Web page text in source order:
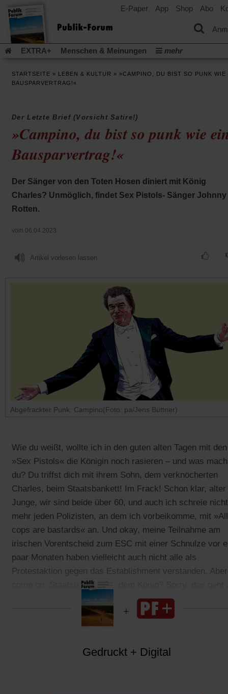
E-Paper App Shop Abo
EXTRA+ Menschen & Meinungen
mehr
Aufstehen & Handeln
Publik-Forum Archiv
Leserinitiative Publik-Forum e.V.
Die Erderwärmung
Urlaub und Nichtstun
(Öffnet
einem
neuen
Gefährlicher Reichtum(Öffnet
Krieg in
Gleichberechtigung
Künstliche Intelligenz
neuen
Tab)
Krieg und Frieden
einem
neuen
Tab)
Gott neu denken
Flucht und Migration
Video-Podcast »Veranstaltungen«
Podcast »Veranstaltungen«
Schriftgröße ändern:
STARTSEITE » LEBEN & KULTUR » »CAMPINO, DU BIST SO PUNK WIE
BAUSPARVERTRAG!«
Der Letzte Brief (Vorsicht Satire!)
»Campino, du bist so punk wie
Bausparvertrag!«
Der Sänger von den Toten Hosen diniert mit König
Charles? Unmöglich, findet Sex Pistols- Sänger Johnny
Rotten.
vom 06.04.2023
Artikel vorlesen lassen
Abgefrackter Punk: Campino(Foto: pa/Jens Büttner)
Wie du weißt, wollte ich in den guten alten Tagen mit den
»Sex Pistols« die Königin noch rasieren – und was
du? Du triffst dich mit ihrem Sohn, dem verknöcherten
Charles, beim Staatsbankett! Im Frack! Schon klar, alter
Junge, wir sind beide über 60, und auch ich schreie nicht
mehr jeden Polizisten, an dem ich vorbeikomme, mit »All
cops are bastards« an. Und okay, meine Teilnahme am
irischen Vorentscheid zum ESC mit einer Schnulze vor
paar Monaten haben vielleicht auch nicht alle als
Protestaktion gegen das Establishment verstanden. Aber
come on, Staatsbankett mit dem König? Sorry, das geht
Gedruckt + Digital